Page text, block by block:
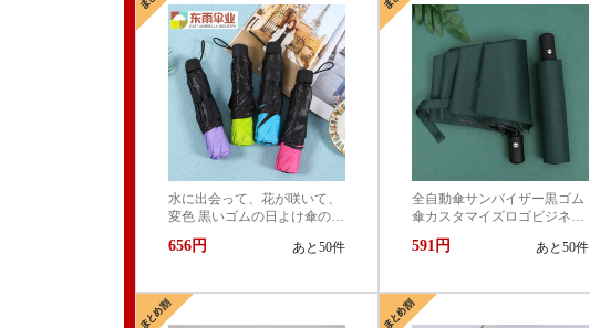
水に出会って、花が咲いて、
変色 黒いゴムの日よけ傘の日
よけ防止紫外線はカスタマイ
ズできます。LOGO。
656円 あと50件
全自動傘サンバイザー黒ゴム
傘カスタマイズロゴビジネス
傘晴雨折りたたみ傘
591円 あと50件